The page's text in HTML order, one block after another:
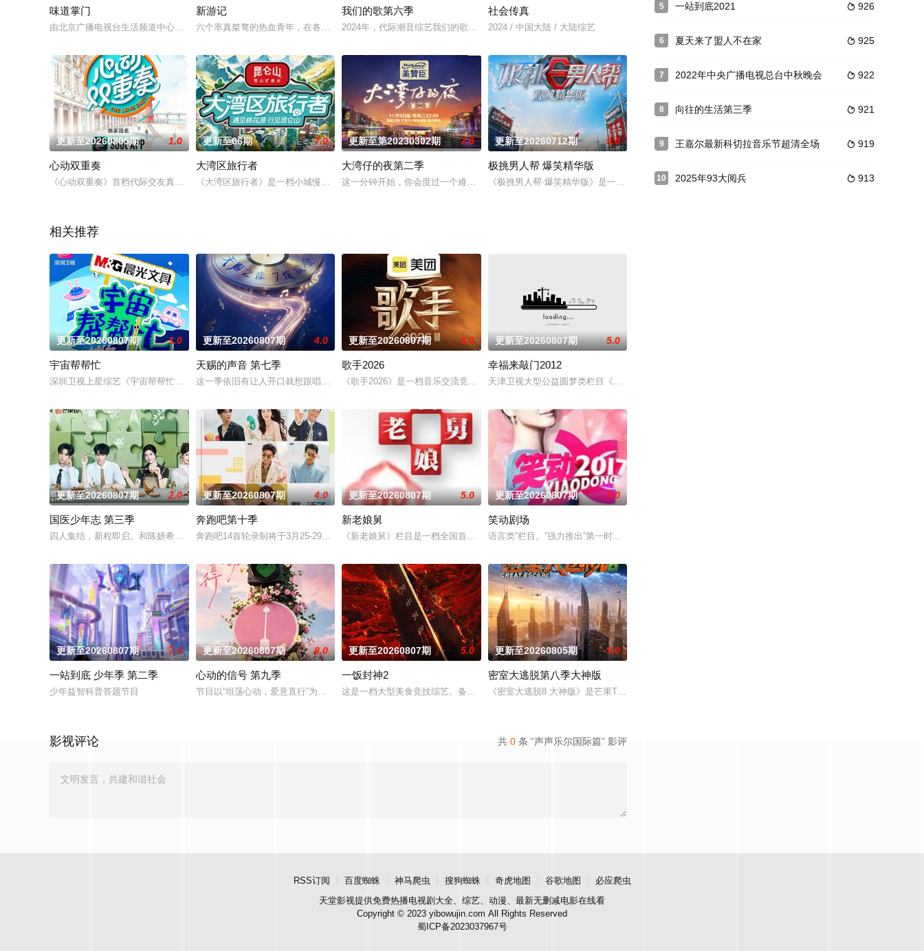
味道掌门
由北京广播电视台生活频道中心打造的大型城市美食人文纪录片栏目《味道掌门》，聚焦北京美食文化特色，汇聚名厨名菜，围绕一道餐厅招牌菜、一位味道掌门人、一份独特的城市记忆展开，
新游记
六个率真桀骜的热血青年，在各种人文奇观中，完成一场真实的人间历险记，最终成为自己平凡生活中的超级英雄。六人一路前行看见最真实最平凡的中国。
我们的歌第六季
2024年，代际潮音综艺我们的歌即将迎来第六季！歌坛前辈、中坚力量、超级新声三代音乐人在此相遇，跨代组合，再造时代金曲。第六季将开放
社会传真
2024 / 中国大陆 / 大陆综艺
更新至20260805期 1.0
心动双重奏
《心动双重奏》首档代际交友真人秀，8位单身青年携长辈开启13天寻爱之旅。以青年心动为主线、长辈陪伴为辅线，纪实记录约会相处点滴，融合心动氛围感、家庭温情与现实婚恋视角，呈
更新至06期 7.0
大湾区旅行者
《大湾区旅行者》是一档小城慢生活探访节目。几位知名艺人从大湾区出发，一路向西直至昆仑山口，开始一场横跨数千公里的心灵净化之旅。
更新至第20230302期 7.0
大湾仔的夜第二季
这一分钟开始，你会度过一个难忘的夜晚。我会做你一晚的魔术师，把答案藏在一蔬一饭里。《大湾仔的夜》第二季，11月9日起每周三晚十点播出
更新至20260712期 5.0
极挑男人帮 爆笑精华版
《极挑男人帮·爆笑精华版》是一档致敬国民综艺巅峰时代的精编特别节目。节目从《极限挑战》海量素材中
相关推荐
更新至20260807期 1.0
宇宙帮帮忙
深圳卫视上星综艺《宇宙帮帮忙》是一档以文具快闪店为场景的真人秀。
更新至20260807期 4.0
天赐的声音 第七季
这一季依旧有让人开口就想跟唱的歌，有意想不到的合作搭档，更有看完会忍不住反复回味的舞台。
更新至20260807期 5.0
歌手2026
《歌手2026》是一档音乐交流竞技节目。节目集结全球实力唱将，在每周的直播比拼中高能开唱，演绎各国音乐风情、展现各自文化底蕴，以超水
更新至20260807期 5.0
幸福来敲门2012
天津卫视大型公益圆梦类栏目《幸福来敲门》，每期节目请出4位嘉宾说出自己幸福心愿,心愿中包含各种公
更新至20260807期 2.0
国医少年志 第三季
四人集结，新程即启。和陈妍希、夏之光、高卿尘、李雅娟一起，走进中医的万千世界，从草木到经络，从领悟到亲手实践。
更新至20260807期 4.0
奔跑吧第十季
奔跑吧14首轮录制将于3月25-29日开启
更新至20260807期 5.0
新老娘舅
《新老娘舅》栏目是一档全国首创的调解类谈话节目，由新娱乐和上海市司法局联合制作。节目以调解百姓纠纷、营造和谐社会为宗旨，用老百姓
更新至20260807期 5.0
笑动剧场
语言类”栏目。“强力推出”第一时段，独创“幽默评书”打造北京风格，“坚守稳固”第二时段，坚持有“亲和力”的
更新至20260807期 7.0
一站到底 少年季 第二季
少年益智科普答题节目
更新至20260807期 8.0
心动的信号 第九季
节目以“坦荡心动，爱意直行”为核心主题，聚焦真诚直白的新式恋爱，告别无效拉扯，走进心动小屋，见证单身青年之间萌生的浪漫情愫。
更新至20260807期 5.0
一饭封神2
这是一档大型美食竞技综艺。备受观众期待的“封神厨房”再度启幕，从厨艺竞技进化为“点燃城市与大众味蕾的内容超级引擎”，以更大舞台、更强对
更新至20260805期 9.0
密室大逃脱第八季大神版
《密室大逃脱8 大神版》是芒果TV超大型密室逃脱真人秀《密室大逃脱》的官方定制衍生节目。节目邀请大
共 0 条 “声声乐尔国际篇” 影评
影视评论
5  926
一站到底2021
6  925
夏天来了盟人不在家
7  922
2022年中央广播电视总台中秋晚会
8  921
向往的生活第三季
9  919
王嘉尔最新科切拉音乐节超清全场
10  913
2025年93大阅兵
RSS订阅 百度蜘蛛 神马爬虫 搜狗蜘蛛 奇虎地图 谷歌地图
必应爬虫
天堂影视提供免费热播电视剧大全、综艺、动漫、最新无删减电影在线看
Copyright © 2023 yibowujin.com All Rights Reserved
蜀ICP备2023037967号